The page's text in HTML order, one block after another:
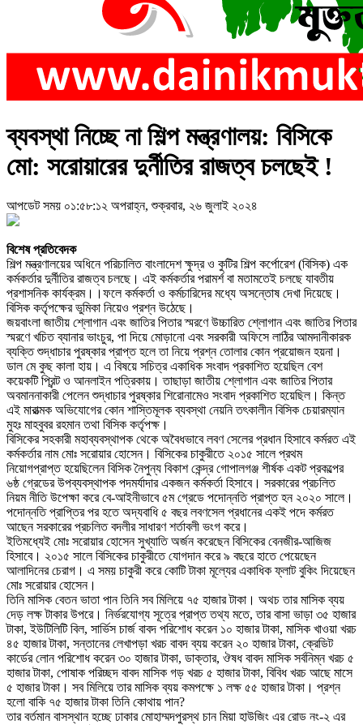
ব্যবস্থা নিচ্ছে না শিল্প মন্ত্রণালয়: বিসিকে
মো: সরোয়ারের দুর্নীতির রাজত্ব চলছেই !
আপডেট সময় ০১:৫৮:১২ অপরাহ্ন, শুক্রবার, ২৬ জুলাই ২০২৪
বিশেষ প্রতিবেদক
শিল্প মন্ত্রণালয়ের অধিনে পরিচালিত বাংলাদেশ ক্ষুদ্র ও কুটির শিল্প কর্পোরেশ (বিসিক) এক
কর্মকর্তার দুর্নীতির রাজত্ব চলছে। এই কর্মকর্তার পরামর্শ বা মতামতেই চলছে যাবতীয়
প্রশাসনিক কার্যক্রম।।ফলে কর্মকর্তা ও কর্মচারিদের মধ্যে অসন্তোষ দেখা দিয়েছে।
বিসিক কর্তৃপক্ষের ভুমিকা নিয়েও প্রশ্ন উঠেছে।
জয়বাংলা জাতীয় শ্লোগান এবং জাতির পিতার স্মরণে উচ্চারিত শ্লোগান এবং জাতির পিতার
স্মরণে খচিত ব্যানার ভাংচুর, পা দিয়ে মোড়ানো এবং সরকারী অফিসে লাঠির আমদানীকারক
ব্যক্তি শুদ্ধাচার পুরষ্কার প্রাপ্ত হলে তা নিয়ে প্রশ্ন তোলার কোন প্রয়োজন হয়না।
ডাল মে কুছ কালা হায়। এ বিষয়ে সচিত্র একাধিক সংবাদ প্রকাশিত হয়েছিল বেশ
কয়েকটি প্রিন্ট ও আনলাইন পত্রিকায়। তাছাড়া জাতীয় শ্লোগান এবং জাতির পিতার
অবমাননাকারী পেলেন শুদ্ধাচার পুরষ্কার শিরোনামেও সংবাদ প্রকাশিত হয়েছিল। কিন্ত
এই মারাত্মক অভিযোগের কোন শাস্তিমূলক ব্যবস্থা নেয়নি তৎকালীন বিসিক চেয়ারম্যান
মুহঃ মাহবুবর রহমান তথা বিসিক কর্তৃপক্ষ।
বিসিকের সহকারী মহাব্যবস্থাপক থেকে অবৈধভাবে লবণ সেলের প্রধান হিসাবে কর্মরত এই
কর্মকর্তার নাম মোঃ সরোয়ার হোসেন। বিসিকের চাকুরীতে ২০১৫ সালে প্রথম
নিয়োগপ্রাপ্ত হয়েছিলেন বিসিক নৈপুন্য বিকাশ কেন্দ্র গোপালগঞ্জ শীর্ষক একট প্রকল্পের
৬ষ্ঠ গ্রেডের উপব্যবস্থাপক পদমর্যাদার একজন কর্মকর্তা হিসাবে। সরকারের প্রচলিত
নিয়ম নীতি উপেক্ষা করে বে-আইনীভাবে ৫ম গ্রেডে পদোন্নতি প্রাপ্ত হন ২০২০ সালে।
পদোন্নতি প্রাপ্তির পর হতে অদ্যবাধি ৫ বছর লবণসেল প্রধানের একই পদে কর্মরত
আছেন সরকারের প্রচলিত বদলীর সাধারণ শর্তাবলী ভংগ করে।
ইতিমধ্যেই মোঃ সরোয়ার হোসেন সুখ্যাতি অর্জন করেছেন বিসিকের বেনজীর-আজিজ
হিসাবে। ২০১৫ সালে বিসিকের চাকুরীতে যোগদান করে ৯ বছরে হাতে পেয়েছেন
আলাদিনের চেরাগ। এ সময় চাকুরী করে কোটি টাকা মূল্যের একাধিক ফ্লাট বুকিং দিয়েছেন
মোঃ সরোয়ার হোসেন।
তিনি মাসিক বেতন ভাতা পান তিনি সব মিলিয়ে ৭৫ হাজার টাকা। অথচ তার মাসিক ব্যয়
দেড় লক্ষ টাকার উপরে। নির্ভরযোগ্য সূত্রে প্রাপ্ত তথ্য মতে, তার বাসা ভাড়া ৩৫ হাজার
টাকা, ইউটিলিটি বিল, সার্ভিস চার্জ বাবদ পরিশোধ করেন ১০ হাজার টাকা, মাসিক খাওয়া খরচ
৪৫ হাজার টাকা, সন্তানের লেখাপড়া খরচ বাবদ ব্যয় করেন ২০ হাজার টাকা, ক্রেডিট
কার্ডের লোন পরিশোধ করেন ৩০ হাজার টাকা, ডাক্তার, ঔষধ বাবদ মাসিক সর্বনিম্ন খরচ ৫
হাজার টাকা, পোষাক পরিচ্ছদ বাবদ মাসিক গড় খরচ ৫ হাজার টাকা, বিবিধ খরচ আছে মাসে
৫ হাজার টাকা। সব মিলিয়ে তার মাসিক ব্যয় কমপক্ষে ১ লক্ষ ৫৫ হাজার টাকা। প্রশ্ন
হলো বাকি ৭৫ হাজার টাকা তিনি কোথায় পান?
তার বর্তমান বাসস্থান হচ্ছে ঢাকার মোহাম্মদপুরস্থ চান মিয়া হাউজিং এর রোড নং-২ এর